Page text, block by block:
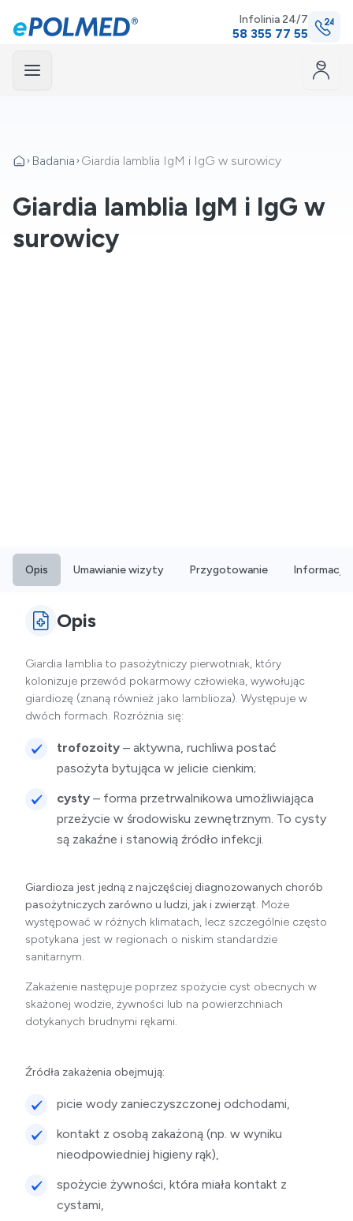
Infolinia 24/7
58 355 77 55
Badania Giardia lamblia IgM i IgG w surowicy
Giardia lamblia IgM i IgG w
surowicy
Opis Umawianie wizyty Przygotowanie Informacje
Opis
Giardia lamblia to pasożytniczy pierwotniak, który
kolonizuje przewód pokarmowy człowieka, wywołując
giardiozę (znaną również jako lamblioza). Występuje w
dwóch formach. Rozróżnia się:
trofozoity – aktywna, ruchliwa postać
pasożyta bytująca w jelicie cienkim;
cysty – forma przetrwalnikowa umożliwiająca
przeżycie w środowisku zewnętrznym. To cysty
są zakaźne i stanowią źródło infekcji.
Giardioza jest jedną z najczęściej diagnozowanych chorób
pasożytniczych zarówno u ludzi, jak i zwierząt. Może
występować w różnych klimatach, lecz szczególnie często
spotykana jest w regionach o niskim standardzie
sanitarnym.
Zakażenie następuje poprzez spożycie cyst obecnych w
skażonej wodzie, żywności lub na powierzchniach
dotykanych brudnymi rękami.
Źródła zakażenia obejmują:
picie wody zanieczyszczonej odchodami,
kontakt z osobą zakażoną (np. w wyniku
nieodpowiedniej higieny rąk),
spożycie żywności, która miała kontakt z
cystami,